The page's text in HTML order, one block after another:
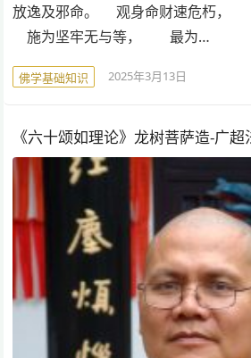
放逸及邪命。 观身命财速危朽，
施为坚牢无与等， 最为…
佛学基础知识 2025年3月13日
《六十颂如理论》龙树菩萨造-广